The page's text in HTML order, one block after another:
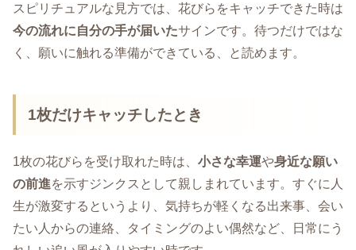
スピリチュアルな見方では、花びらをキャッチできた時は
今の流れに自分の手が届いたサインです。待つだけではな
く、願いに触れる準備ができている、と読めます。
1枚だけキャッチしたとき
1枚の花びらを受け取れた時は、 小さな幸運や身近な願い
の前進を示すジンクスとして親しまれています。すぐに人
生が激変するというより、気持ちが軽くなる出来事、会い
たい人からの連絡、タイミングのよい偶然など、日常にう